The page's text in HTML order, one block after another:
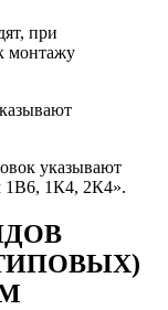
при
монтажу
указывают
1В6, 1К4, 2К4».